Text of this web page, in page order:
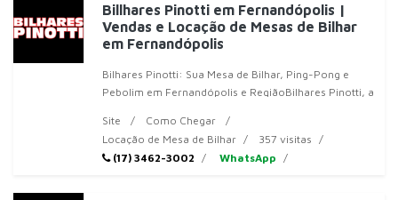
Billhares Pinotti em Fernandópolis |
Vendas e Locação de Mesas de Bilhar
em Fernandópolis
Bilhares Pinotti: Sua Mesa de Bilhar, Ping-Pong e
Pebolim em Fernandópolis e RegiãoBilhares Pinotti, a
Site
Como Chegar
Locação de Mesa de Bilhar
357 visitas
(17) 3462-3002
WhatsApp